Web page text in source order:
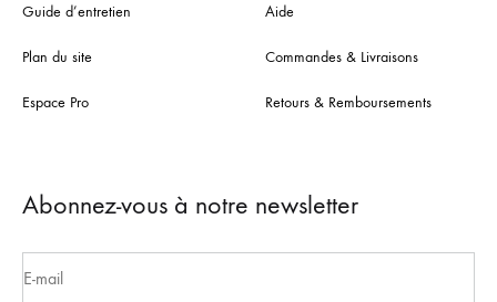
Guide d’entretien
Plan du site
Espace Pro
Aide
Commandes & Livraisons
Retours & Remboursements
Abonnez-vous à notre newsletter